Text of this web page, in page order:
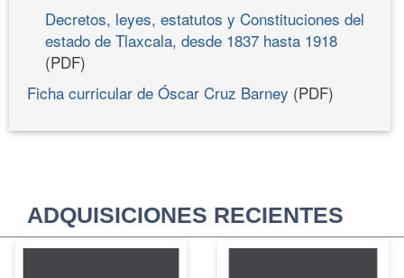
Decretos, leyes, estatutos y Constituciones del
estado de Tlaxcala, desde 1837 hasta 1918
(PDF)
Ficha curricular de Óscar Cruz Barney (PDF)
ADQUISICIONES RECIENTES